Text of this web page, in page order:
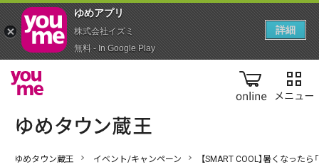
online
ゆめタウン蔵王 イベント/キャンペーン 【SMART COOL】暑くなった
ゆめアプ‪リ‬
株式会社イズミ
無料 - In Google Play
詳細